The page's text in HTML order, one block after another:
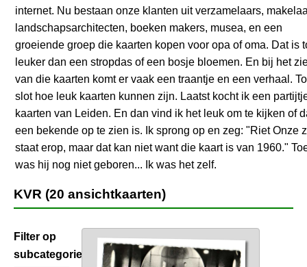
internet. Nu bestaan onze klanten uit verzamelaars,
landschapsarchitecten, boeken makers, musea, en een
groeiende groep die kaarten kopen voor opa of oma. Dat is
leuker dan een stropdas of een bosje bloemen. En bij het
van die kaarten komt er vaak een traantje en een verhaal.
slot hoe leuk kaarten kunnen zijn. Laatst kocht ik een
kaarten van Leiden. En dan vind ik het leuk om te kijken of
een bekende op te zien is. Ik sprong op en zeg: "Riet Onze
staat erop, maar dat kan niet want die kaart is van 1960."
was hij nog niet geboren... Ik was het zelf.
KVR (20 ansichtkaarten)
Filter op
subcategorie